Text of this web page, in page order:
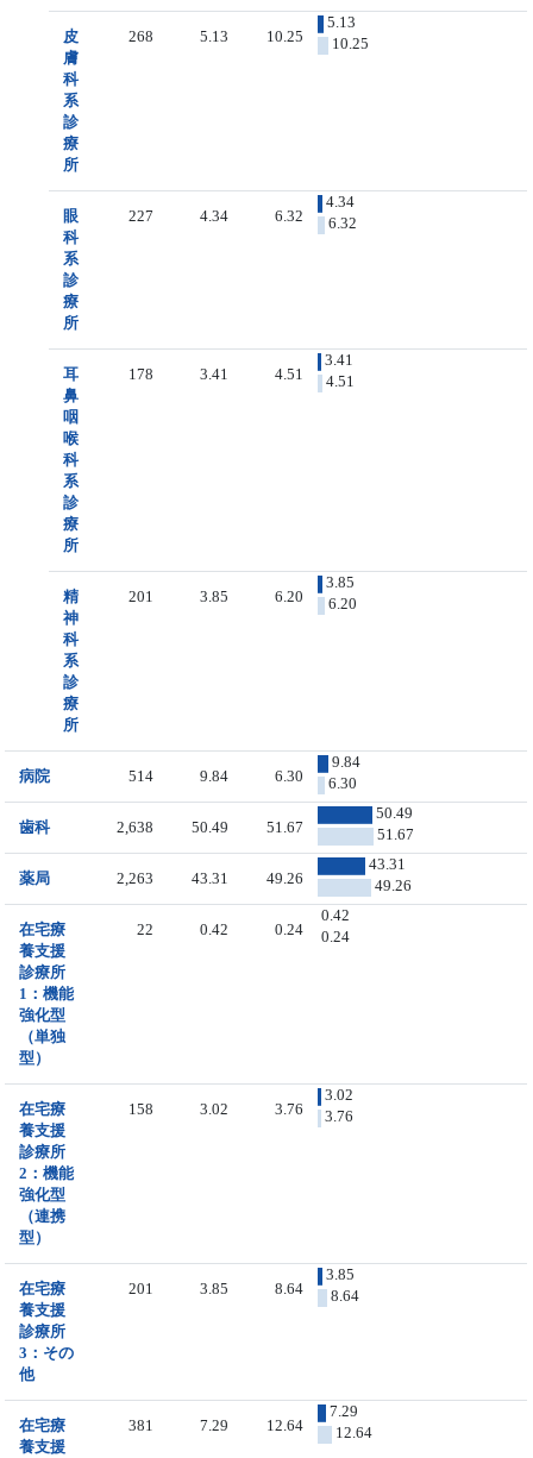
皮
膚
科
系
診
療
所
268 5.13 10.25
5.13
10.25
眼
科
系
診
療
所
227 4.34 6.32
4.34
6.32
耳
鼻
咽
喉
科
系
診
療
所
178 3.41 4.51
3.41
4.51
精
神
科
系
診
療
所
201 3.85 6.20
3.85
6.20
病院 514 9.84 6.30
9.84
6.30
歯科 2,638 50.49 51.67
50.49
51.67
薬局 2,263 43.31 49.26
43.31
49.26
在宅療
養支援
診療所
1：機能
強化型
（単独
型）
22 0.42 0.24
0.42
0.24
在宅療
養支援
診療所
2：機能
強化型
（連携
型）
158 3.02 3.76
3.02
3.76
在宅療
養支援
診療所
3：その
他
201 3.85 8.64
3.85
8.64
在宅療
養支援
381 7.29 12.64
7.29
12.64